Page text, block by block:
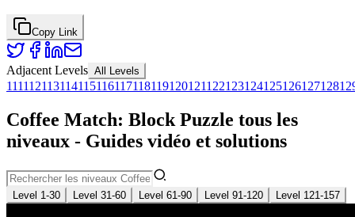
Copy Link
Adjacent Levels All Levels
111112113114115116117118119120121122123124125126127128
Coffee Match: Block Puzzle tous les
niveaux - Guides vidéo et solutions
Level 1-30 Level 31-60 Level 61-90 Level 91-120 Level 121-157